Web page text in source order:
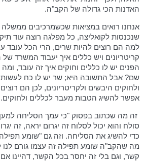
האדנות הכי גדולה של הקב"ה.
אנחנו רואים במציאות שכשמרכיבים
שנכנסות לקואליצה, כל מפלגה רוצה עוד
למה הם רוצים להיות שרים, הרי הכל עובד
קריטריונים ויש כללים איך יעבוד המשרד
הפנים יש לו כללים וחוקים איך זה עובד,
שם? אבל התשובה היא; שר יש לו כח לעשות
ולחוקים היבשים ולקריטריונים, לכן הם
אפשר להשיג הטבות מעבר לכללים ולחוקים.
זה מה שכתוב בפסוק "כי עמך הסליחה
סולח והוא יכול לסלוח זה יגרום יראה, זה
כדי להשיג את הסליחה. וזה גם "שומע
מה שהקב"ה שומע תפילה זה עצמו גורם לנו
קשר, וגם בלי זה יחסר בכל הקשר, דהיינו